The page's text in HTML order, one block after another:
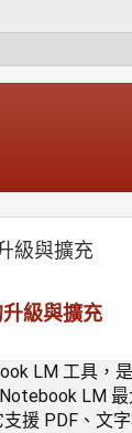
級與擴充
級與擴充
LM 工具，
LM
援 PDF、文